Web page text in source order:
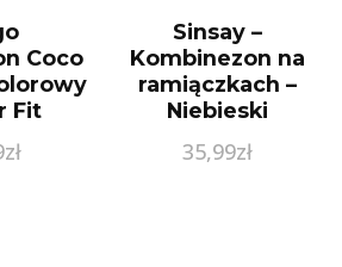
Coco
Fit
zł
Sinsay –
Kombinezon na
ramiączkach –
Niebieski
35,99zł